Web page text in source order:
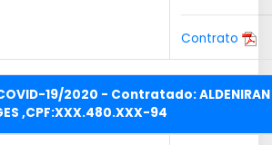
Contrato
19/2020 - Contratado: ALDENIRAN
,CPF:XXX.480.XXX-94